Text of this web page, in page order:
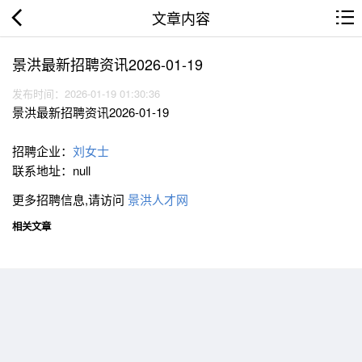
文章内容
景洪最新招聘资讯2026-01-19
发布时间：2026-01-19 01:30:36
景洪最新招聘资讯2026-01-19
招聘企业： 刘女士
联系地址：null
更多招聘信息,请访问 景洪人才网
相关文章